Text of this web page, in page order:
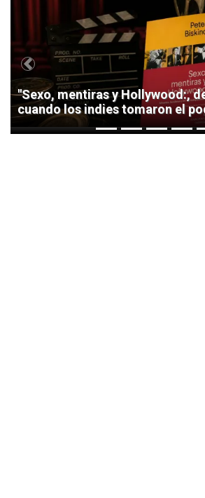
"Sexo, mentiras y Hollywood:,
cuando los indies tomaron el
Previous